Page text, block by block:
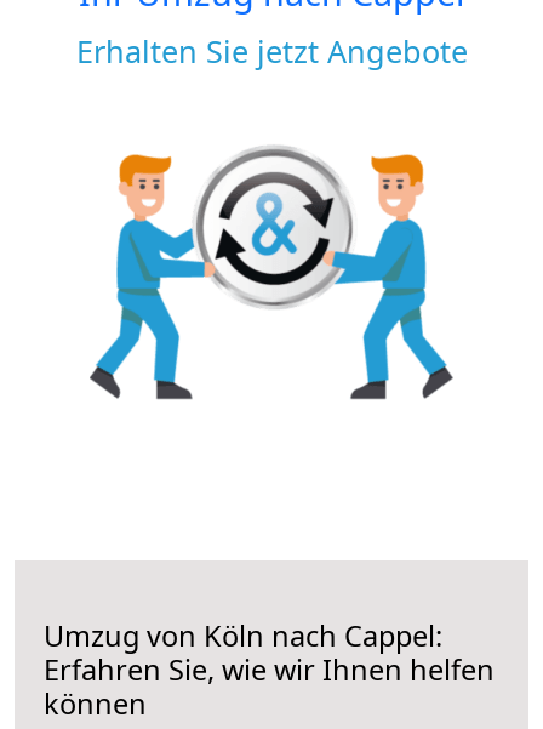
Erhalten Sie jetzt Angebote
Umzug von Köln nach Cappel:
Erfahren Sie, wie wir Ihnen helfen
können